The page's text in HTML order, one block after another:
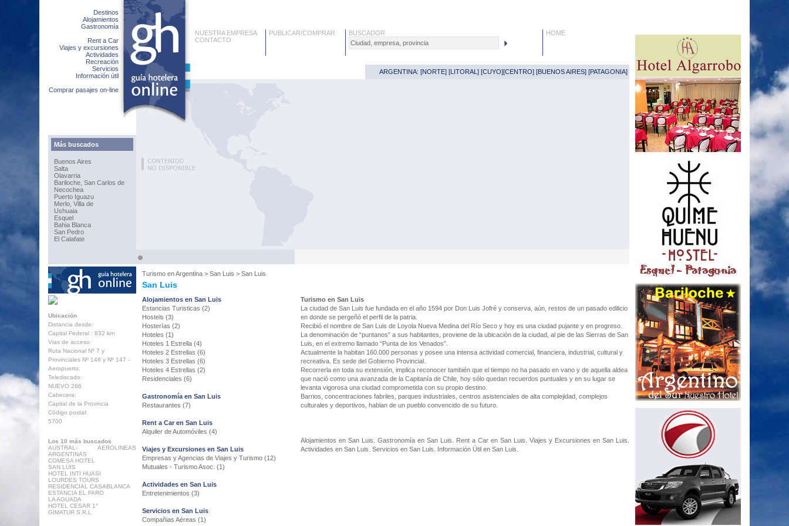
Destinos
Alojamientos
Gastronomía
Rent a Car
Viajes y excursiones
Actividades
Recreación
Servicios
Información útil
Comprar pasajes on-line
Más buscados
Buenos Aires
Salta
Olavarria
Bariloche, San Carlos de
Necochea
Puerto Iguazu
Merlo, Villa de
Ushuaia
Esquel
Bahia Blanca
San Pedro
El Calafate
NUESTRA EMPRESA
CONTACTO
PUBLICAR/COMPRAR BUSCADOR HOME
ARGENTINA: [NORTE] [LITORAL ] [CUYO][CENTRO] [BUENOS AIRES] [PATAGONIA]
Turismo enArgentina > San Luis > San Luis
San Luis
Ubicación
Distancia desde:
Capital Federal : 832 km
Vias de acceso:
Ruta Nacional Nº 7 y
Provinciales Nº 146 y Nº 147 -
Aeropuerto.
Telediscado:
NUEVO 266
Cabecera:
Capital de la Provincia
Código postal:
5700
Los 10 más buscados
AUSTRAL- AEROLINEAS
ARGENTINAS
COMESA HOTEL
SAN LUIS
HOTEL INTI HUASI
LOURDES TOURS
RESIDENCIAL CASABLANCA
ESTANCIA EL FARO
LA AGUADA
HOTEL CESAR 1°
GIMATUR S.R.L
Alojamientos en San Luis
Estancias Turisticas (2)
Hostels (3)
Hosterías (2)
Hoteles (1)
Hoteles 1 Estrella (4)
Hoteles 2 Estrellas (6)
Hoteles 3 Estrellas (6)
Hoteles 4 Estrellas (2)
Residenciales (6)
Gastronomía en San Luis
Restaurantes (7)
Rent a Car en San Luis
Alquiler de Automóviles (4)
Viajes y Excursiones en San Luis
Empresas y Agencias de Viajes y Turismo (12)
Mutuales - Turismo Asoc. (1)
Actividades en San Luis
Entretenimientos (3)
Servicios en San Luis
Compañias Aéreas (1)
Turismo en San Luis
La ciudad de San Luis fue fundada en el año 1594 por Don Luis Jofré y conserva, aún, restos de un pasado edilicio
en donde se pergeñó el perfil de la patria.
Recibió el nombre de San Luis de Loyola Nueva Medina del Río Seco y hoy es una ciudad pujante y en progreso.
La denominación de “puntanos” a sus habitantes, proviene de la ubicación de la ciudad, al pie de las Sierras de San
Luis, en el extremo llamado “Punta de los Venados”.
Actualmente la habitan 160.000 personas y posee una intensa actividad comercial, financiera, industrial, cultural y
recreativa. Es sede del Gobierno Provincial.
Recorrerla en toda su extensión, implica reconocer también que el tiempo no ha pasado en vano y de aquella aldea
que nació como una avanzada de la Capitanía de Chile, hoy sólo quedan recuerdos puntuales y en su lugar se
levanta vigorosa una ciudad comprometida con su propio destino.
Barrios, concentraciones fabriles, parques industriales, centros asistenciales de alta complejidad, complejos
culturales y deportivos, hablan de un pueblo convencido de su futuro.
Alojamientos en San Luis. Gastronomía en San Luis. Rent a Car en San Luis. Viajes y Excursiones en San Luis.
Actividades en San Luis. Servicios en San Luis. Información Útil en San Luis.